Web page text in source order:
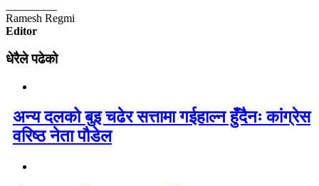
Ramesh Regmi
Editor
धेरैले पढेको
अन्य दलको बुइ चढेर सत्तामा गईहाल्न हुँदैनः कांग्रेस
वरिष्ठ नेता पौडेल